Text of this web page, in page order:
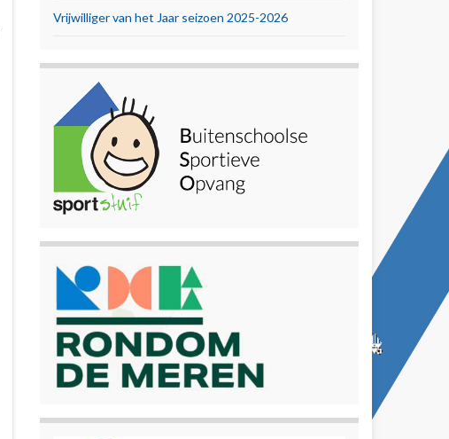
Vrijwilliger van het Jaar seizoen 2025-2026